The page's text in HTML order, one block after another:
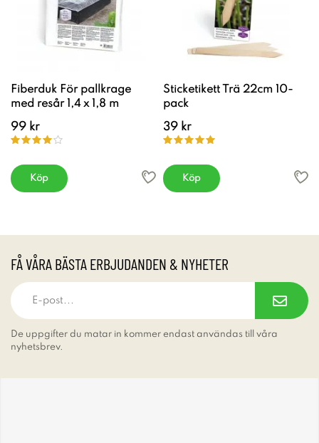
Fiberduk För pallkrage
med resår 1,4 x 1,8 m
99 kr
Köp
Sticketikett Trä 22cm 10-
pack
39 kr
Köp
FÅ VÅRA BÄSTA ERBJUDANDEN & NYHETER
De uppgifter du matar in kommer endast användas till våra
nyhetsbrev.